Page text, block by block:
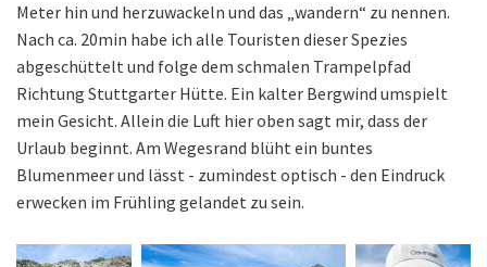
Meter hin und herzuwackeln und das „wandern“ zu nennen.
Nach ca. 20min habe ich alle Touristen dieser Spezies
abgeschüttelt und folge dem schmalen Trampelpfad
Richtung Stuttgarter Hütte. Ein kalter Bergwind umspielt
mein Gesicht. Allein die Luft hier oben sagt mir, dass der
Urlaub beginnt. Am Wegesrand blüht ein buntes
Blumenmeer und lässt - zumindest optisch - den Eindruck
erwecken im Frühling gelandet zu sein.